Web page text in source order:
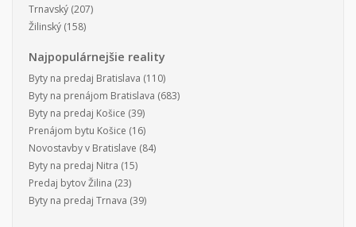
Trnavský (207)
Žilinský (158)
Najpopulárnejšie reality
Byty na predaj Bratislava (110)
Byty na prenájom Bratislava (683)
Byty na predaj Košice (39)
Prenájom bytu Košice (16)
Novostavby v Bratislave (84)
Byty na predaj Nitra (15)
Predaj bytov Žilina (23)
Byty na predaj Trnava (39)